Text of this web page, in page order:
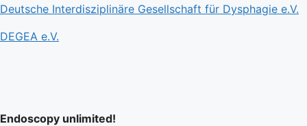
Deutsche Interdisziplinäre Gesellschaft für Dysphagie e.V.
DEGEA e.V.
Endoscopy unlimited!